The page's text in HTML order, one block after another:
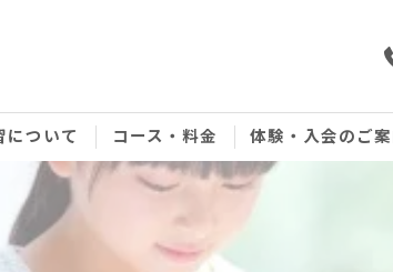
について コース・料金 体験・入会のご案